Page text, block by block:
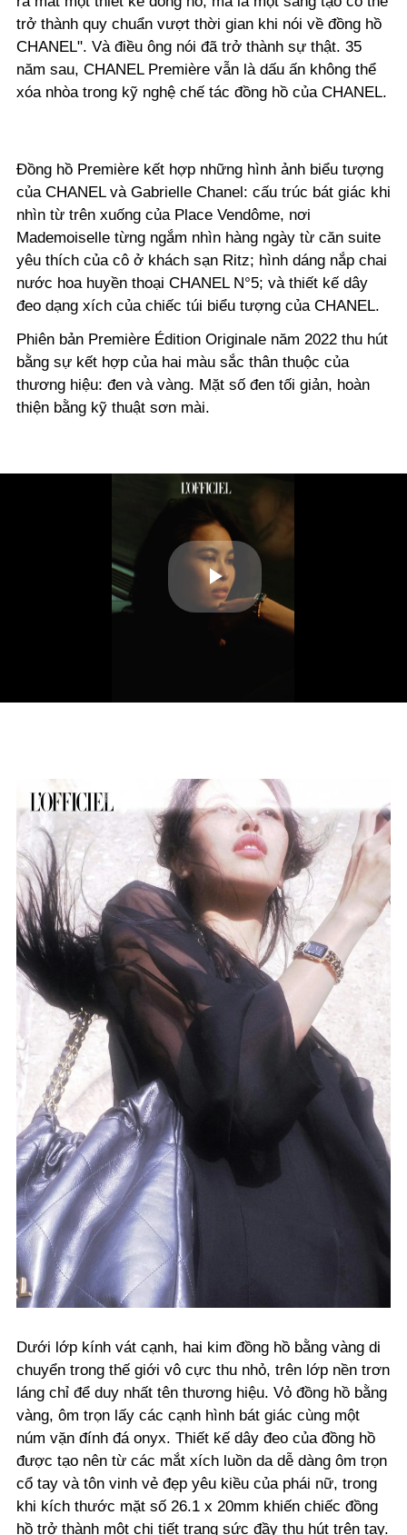
trở thành quy chuẩn vượt thời gian khi nói về đồng hồ
CHANEL". Và điều ông nói đã trở thành sự thật. 35
năm sau, CHANEL Première vẫn là dấu ấn không thể
xóa nhòa trong kỹ nghệ chế tác đồng hồ của CHANEL.
Đồng hồ Première kết hợp những hình ảnh biểu tượng
của CHANEL và Gabrielle Chanel: cấu trúc bát giác khi
nhìn từ trên xuống của Place Vendôme, nơi
Mademoiselle từng ngắm nhìn hàng ngày từ căn suite
yêu thích của cô ở khách sạn Ritz; hình dáng nắp chai
nước hoa huyền thoại CHANEL N°5; và thiết kế dây
đeo dạng xích của chiếc túi biểu tượng của CHANEL.
Phiên bản Première Édition Originale năm 2022 thu hút
bằng sự kết hợp của hai màu sắc thân thuộc của
thương hiệu: đen và vàng. Mặt số đen tối giản, hoàn
thiện bằng kỹ thuật sơn mài.
Play
Dưới lớp kính vát cạnh, hai kim đồng hồ bằng vàng di
chuyển trong thế giới vô cực thu nhỏ, trên lớp nền trơn
láng chỉ để duy nhất tên thương hiệu. Vỏ đồng hồ bằng
vàng, ôm trọn lấy các cạnh hình bát giác cùng một
núm vặn đính đá onyx. Thiết kế dây đeo của đồng hồ
được tạo nên từ các mắt xích luồn da dễ dàng ôm trọn
cổ tay và tôn vinh vẻ đẹp yêu kiều của phái nữ, trong
khi kích thước mặt số 26.1 x 20mm khiến chiếc đồng
hồ trở thành một chi tiết trang sức đầy thu hút trên tay.